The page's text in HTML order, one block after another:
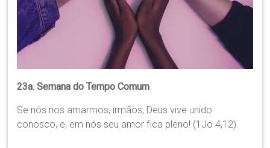
23a. Semana do Tempo Comum
Se nós nos amarmos, irmãos, Deus vive unido
conosco, e, em nós seu amor fica pleno! (1Jo 4,12)